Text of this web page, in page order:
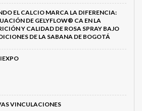
EL CALCIO MARCA LA DIFERENCIA:
DE GELYFLOW® CA EN LA
Y CALIDAD DE ROSA SPRAY BAJO
DE LA SABANA DE BOGOTÁ
VINCULACIONES